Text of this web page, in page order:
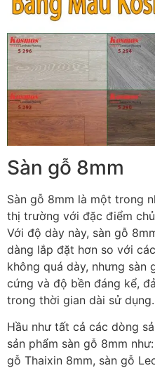
Sàn gỗ 8mm
Sàn gỗ 8mm là một trong
thị trường với đặc điểm
Với độ dày này, sàn gỗ
dàng lắp đặt hơn so với
không quá dày, nhưng sàn
cứng và độ bền đáng kể,
trong thời gian dài sử dụng.
Hầu như tất cả các dòng
sản phẩm sàn gỗ 8mm
gỗ Thaixin 8mm, sàn gỗ